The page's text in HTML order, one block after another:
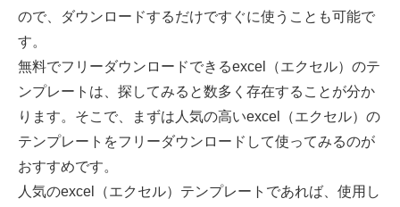
ので、ダウンロードするだけですぐに使うことも可能で
す。
無料でフリーダウンロードできるexcel（エクセル）のテ
ンプレートは、探してみると数多く存在することが分か
ります。そこで、まずは人気の高いexcel（エクセル）の
テンプレートをフリーダウンロードして使ってみるのが
おすすめです。
人気のexcel（エクセル）テンプレートであれば、使用し